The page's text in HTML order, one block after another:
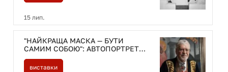
15 лип.
"НАЙКРАЩА МАСКА — БУТИ
САМИМ СОБОЮ": АВТОПОРТРЕТИ
ОЛЕКСАНДРА ДУБОВИКА ТА ЙОГО
ДУМКИ ПРО ВАЖЛИВЕ
виставки